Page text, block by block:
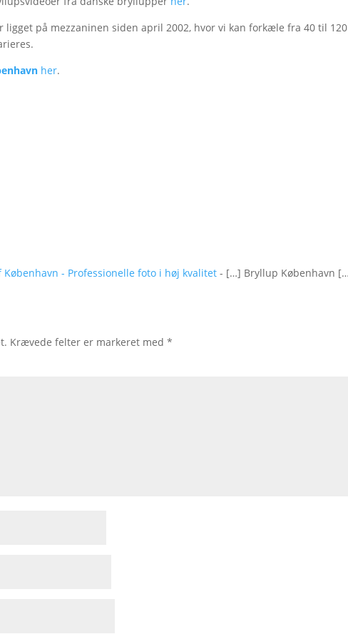
ligget på mezzaninen siden april 2002, hvor vi kan forkæle fra 40 til 120
her.
- Professionelle foto i høj kvalitet - […] Bryllup København
Krævede felter er markeret med*